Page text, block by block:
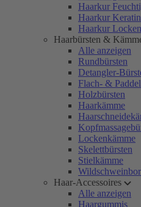
Haarkur
Haarkur Keratin
Haarkur Locken
Haarbürsten &
Alle anzeigen
Rundbürsten
Detangler-
Flach- &
Holzbürsten
Haarkämme
Lockenkämme
Skelettbürsten
Stielkämme
Haar-Accessoires
Alle anzeigen
Haargummis